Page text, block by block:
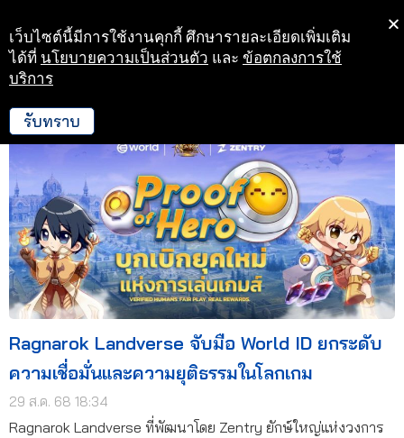
Skip
to
Ragnarok Landverse จับมือ World ID ยกระดับ
ความเชื่อมั่นและความยุติธรรมในโลกเกม
29 ส.ค. 68 18:34
Ragnarok Landverse ที่พัฒนาโดย Zentry ยักษ์ใหญ่แห่งวงการ
เว็บไซต์นี้มีการใช้งานคุกกี้ ศึกษารายละเอียดเพิ่มเติม
ได้ที่ นโยบายความเป็นส่วนตัว และ ข้อตกลงการใช้
บริการ
รับทราบ